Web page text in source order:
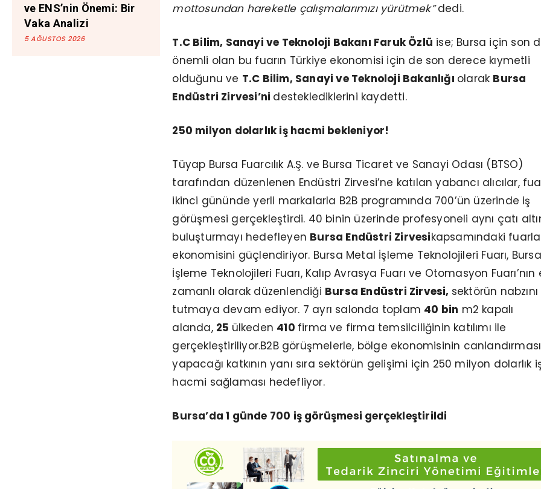
ve ENS’nin Önemi: Bir
Vaka Analizi
5 AĞUSTOS 2026
mottosundan hareketle çalışmalarımızı yürütmek”dedi.
T.C Bilim, Sanayi ve Teknoloji Bakanı Faruk Özlü ise; Bursa için son
önemli olan bu fuarın Türkiye ekonomisi için de son derece kıymetli
olduğunu ve T.C Bilim, Sanayi ve Teknoloji Bakanlığı olarak Bursa
Endüstri Zirvesi’ni desteklediklerini kaydetti.
250 milyon dolarlık iş hacmi bekleniyor!
Tüyap Bursa Fuarcılık A.Ş. ve Bursa Ticaret ve Sanayi Odası (BTSO)
tarafından düzenlenen Endüstri Zirvesi’ne katılan yabancı alıcılar,
ikinci gününde yerli markalarla B2B programında 700’ün üzerinde iş
görüşmesi gerçekleştirdi. 40 binin üzerinde profesyoneli aynı çatı
buluşturmayı hedefleyen Bursa Endüstri Zirvesikapsamındaki
ekonomisini güçlendiriyor. Bursa Metal İşleme Teknolojileri Fuarı,
İşleme Teknolojileri Fuarı, Kalıp Avrasya Fuarı ve Otomasyon Fuarı’nın
zamanlı olarak düzenlendiği Bursa Endüstri Zirvesi, sektörün nabzını
tutmaya devam ediyor. 7 ayrı salonda toplam 40 bin m2 kapalı
alanda, 25 ülkeden 410 firma ve firma temsilciliğinin katılımı ile
gerçekleştiriliyor.B2B görüşmelerle, bölge ekonomisinin
yapacağı katkının yanı sıra sektörün gelişimi için 250 milyon dolarlık
hacmi sağlaması hedefliyor.
Bursa’da 1 günde 700 iş görüşmesi gerçekleştirildi